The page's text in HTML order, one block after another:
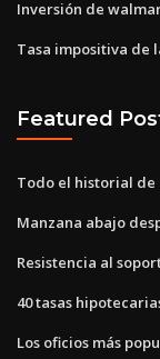
Inversión de
Tasa impositiva de
Featured
Todo el historial
Manzana abajo
Resistencia al
40 tasas
Los oficios más